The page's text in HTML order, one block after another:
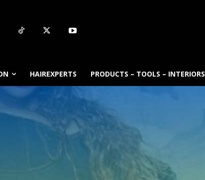
HAIREXPERTS PRODUCTS – TOOLS – INTERIORS